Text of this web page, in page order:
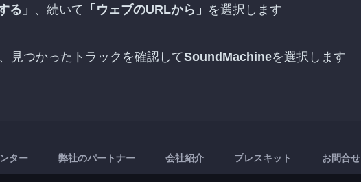
る」 、続いて 「ウェブのURLから」 を選択します
見つかったトラックを確認してSoundMachineを選択します
ター 弊社のパートナー 会社紹介 プレスキット お問合せ